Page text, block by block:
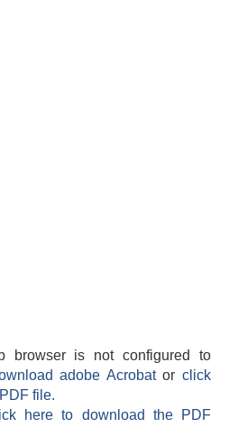
browser is not configured to
adobe Acrobatorclick
file.
here to download the PDF